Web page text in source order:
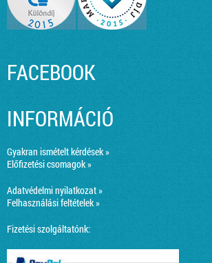
FACEBOOK
INFORMÁCIÓ
Gyakran ismételt kérdések »
Előfizetési csomagok »
Adatvédelmi nyilatkozat »
Felhasználási feltételek »
Fizetési szolgáltatónk: